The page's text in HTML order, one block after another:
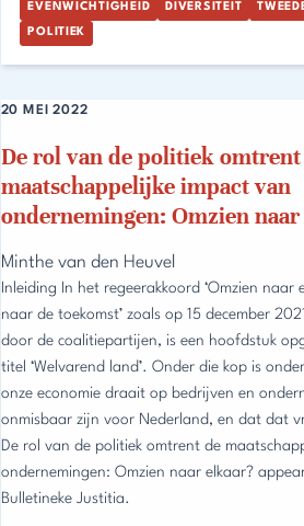
EVENWICHTIGHEID DIVERSITEIT
POLITIEK
De rol van de politiek omtrent
maatschappelijke impact van
ondernemingen: Omzien naar
20 MEI 2022
Minthe van den Heuvel
Inleiding In het regeerakkoord ‘Omzien naar
naar de toekomst’ zoals op 15 december
door de coalitiepartijen, is een hoofdstuk
titel ‘Welvarend land’. Onder die kop is
onze economie draait op bedrijven en
onmisbaar zijn voor Nederland, en dat dat
De rol van de politiek omtrent de
ondernemingen: Omzien naar elkaar?
Bulletineke Justitia.